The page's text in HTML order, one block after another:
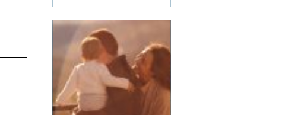
kroppen kännas
främmande och
vardagen tung. Med rätt
stöd inom rehab Svedala
k...